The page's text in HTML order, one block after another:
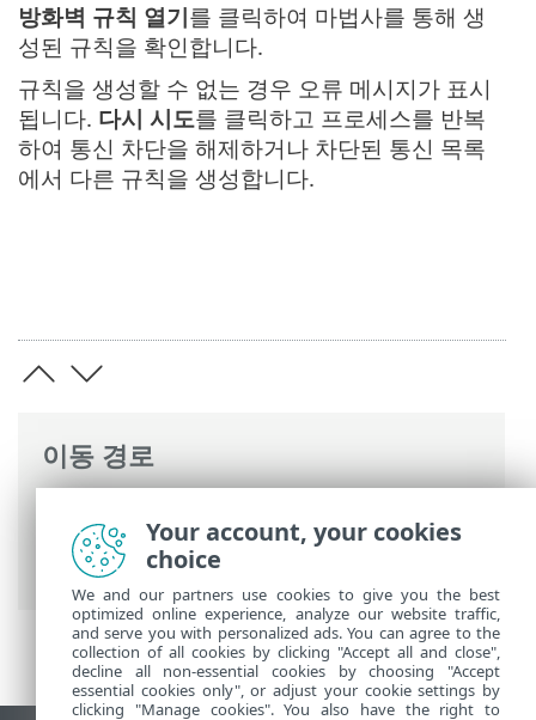
이동 경로
명령과 함께 ESET Mail Security>설정>네
트워크> 차단된 통신 해결
방화벽 규칙 열기를 클릭하여 마법사를 통해 생
성된 규칙을 확인합니다.
규칙을 생성할 수 없는 경우 오류 메시지가 표시
됩니다. 다시 시도를 클릭하고 프로세스를 반복
하여 통신 차단을 해제하거나 차단된 통신 목록
에서 다른 규칙을 생성합니다.
Your account, your cookies
choice
We and our partners use cookies to give you the best
optimized online experience, analyze our website traffic,
and serve you with personalized ads. You can agree to the
collection of all cookies by clicking "Accept all and close",
decline all non-essential cookies by choosing "Accept
essential cookies only", or adjust your cookie settings by
clicking "Manage cookies". You also have the right to